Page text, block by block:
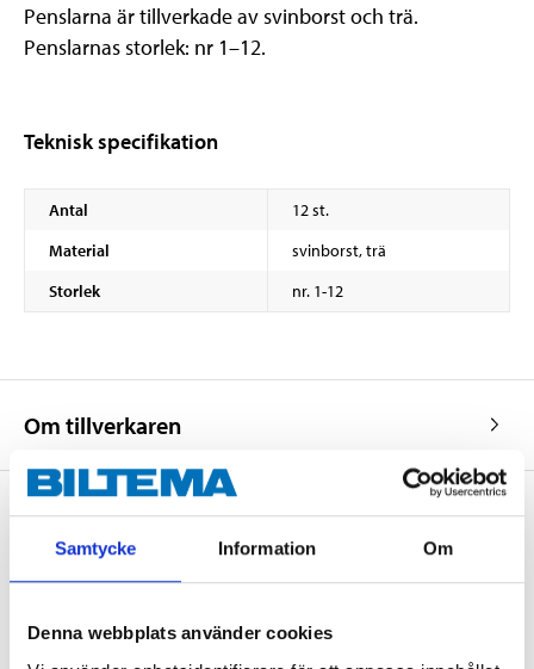
Samtycke Information Om
Denna webbplats använder cookies
Penslarna är tillverkade av svinborst och trä.
Penslarnas storlek: nr 1–12.
Teknisk specifikation
Antal
12 st.
Material
svinborst, trä
Storlek
nr. 1-12
Om tillverkaren
Köp & Hämta
tjänsten och våra villkor.